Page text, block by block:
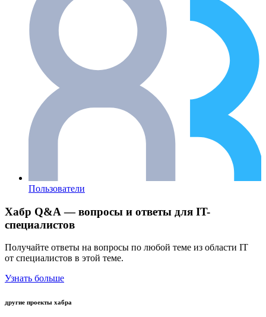
Пользователи
Хабр Q&A — вопросы и ответы для IT-
специалистов
Получайте ответы на вопросы по любой теме из области IT
от специалистов в этой теме.
Узнать больше
другие проекты хабра